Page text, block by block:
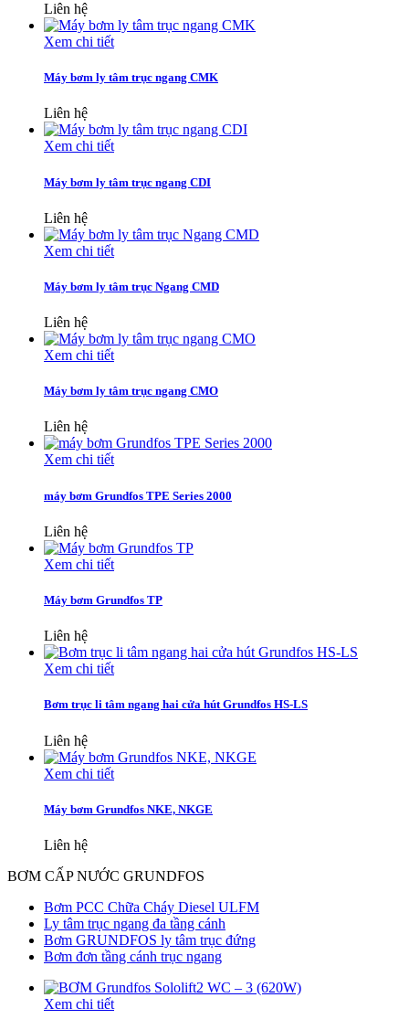
Liên hệ
Xem chi tiết
Máy bơm ly tâm trục ngang CMK
Liên hệ
Xem chi tiết
Máy bơm ly tâm trục ngang CDI
Liên hệ
Xem chi tiết
Máy bơm ly tâm trục Ngang CMD
Liên hệ
Xem chi tiết
Máy bơm ly tâm trục ngang CMO
Liên hệ
Xem chi tiết
máy bơm Grundfos TPE Series 2000
Liên hệ
Xem chi tiết
Máy bơm Grundfos TP
Liên hệ
Xem chi tiết
Bơm trục li tâm ngang hai cửa hút Grundfos HS-LS
Liên hệ
Xem chi tiết
Máy bơm Grundfos NKE, NKGE
Liên hệ
BƠM CẤP NƯỚC GRUNDFOS
Bơm PCC Chữa Cháy Diesel ULFM
Ly tâm trục ngang đa tầng cánh
Bơm GRUNDFOS ly tâm trục đứng
Bơm đơn tầng cánh trục ngang
Xem chi tiết